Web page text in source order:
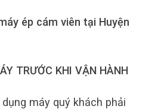
ép cám viên tại Huyện
TRƯỚC KHI VẬN HÀNH
máy quý khách phải